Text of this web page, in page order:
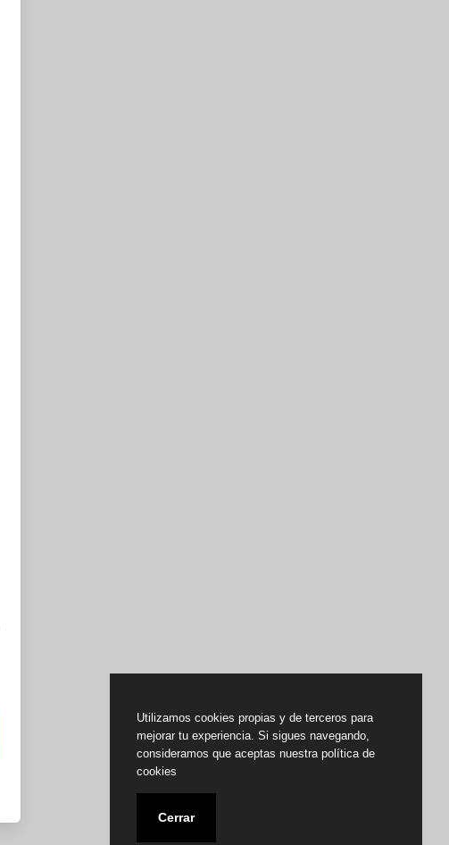
Utilizamos cookies propias y de terceros para
mejorar tu experiencia. Si sigues navegando,
consideramos que aceptas nuestra política de
cookies
Cerrar